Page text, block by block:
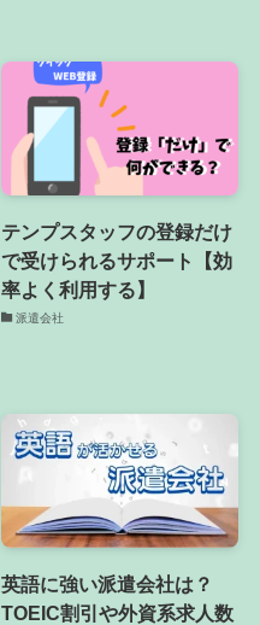
テンプスタッフの登録だけ
で受けられるサポート【効
率よく利用する】
派遣会社
英語に強い派遣会社は？
TOEIC割引や外資系求人数